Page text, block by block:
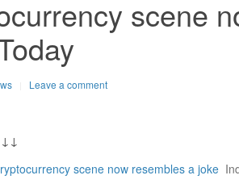
scene
Leave a comment
scene now resembles a joke